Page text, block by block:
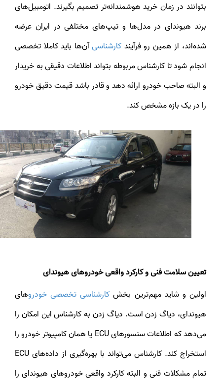
بتوانند در زمان خرید هوشمندانه‌تر تصمیم بگیرند. اتومبیل‌های
برند هیوندای در مدل‌ها و تیپ‌های مختلفی در ایران عرضه
شده‌اند، از همین رو فرآیندکارشناسیآن‌ها باید کاملا تخصصی
انجام شود تا کارشناس مربوطه بتواند اطلاعات دقیقی به خریدار
و البته صاحب خودرو ارائه دهد و قادر باشد قیمت دقیق خودرو
را در یک بازه مشخص کند.
تعیین سلامت فنی و کارکرد واقعی خودروهای هیوندای
اولین و شاید مهم‌ترین بخشکارشناسی تخصصی خودروهای
هیوندای، دیاگ زدن است. دیاگ زدن به کارشناس این امکان را
می‌دهد که اطلاعات سنسورهای ECU یا همان کامپیوتر خودرو را
استخراج کند. کارشناس می‌تواند با بهره‌گیری از داده‌های ECU
تمام مشکلات فنی و البته کارکرد واقعی خودروهای هیوندای را